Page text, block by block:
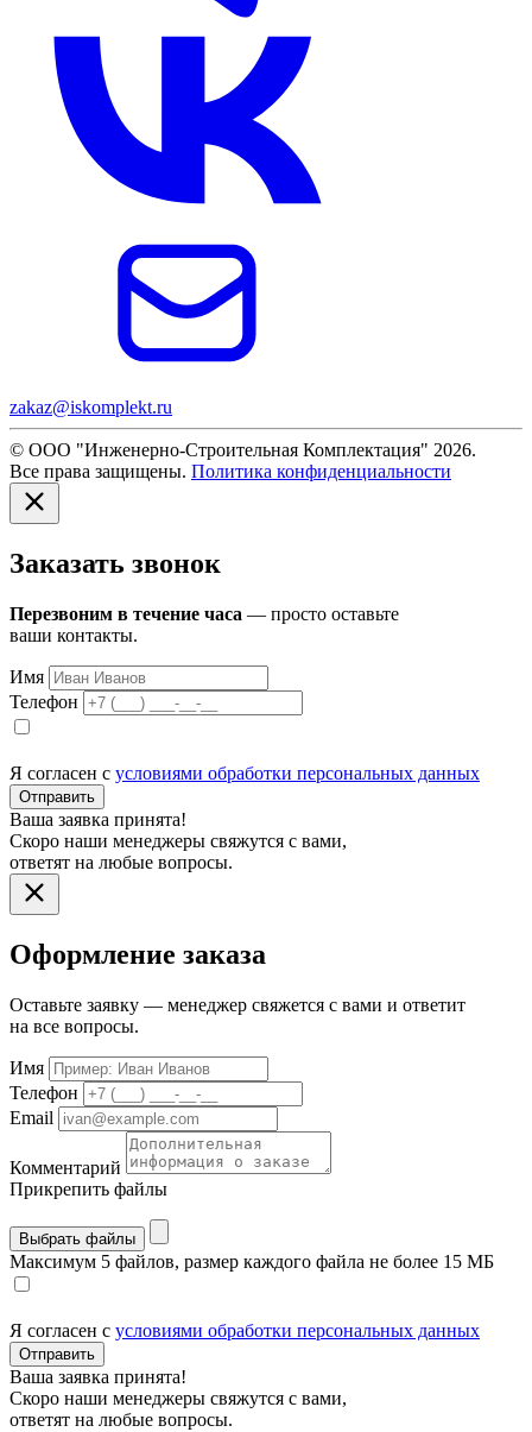
zakaz@iskomplekt.ru
© ООО "Инженерно-Строительная Комплектация" 2026.
Все права защищены. Политика конфиденциальности
Заказать звонок
Перезвоним в течение часа — просто оставьте
ваши контакты.
Имя
Телефон
Я согласен с условиями обработки персональных данных
Отправить
Ваша заявка принята!
Скоро наши менеджеры свяжутся с вами,
ответят на любые вопросы.
Оформление заказа
Оставьте заявку — менеджер свяжется с вами и ответит
на все вопросы.
Имя
Телефон
Email
Комментарий
Прикрепить файлы
Выбрать файлы
Максимум 5 файлов, размер каждого файла не более 15 МБ
Я согласен с условиями обработки персональных данных
Отправить
Ваша заявка принята!
Скоро наши менеджеры свяжутся с вами,
ответят на любые вопросы.